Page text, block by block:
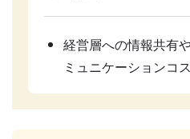
経営層への情報共有
ミュニケーションコ